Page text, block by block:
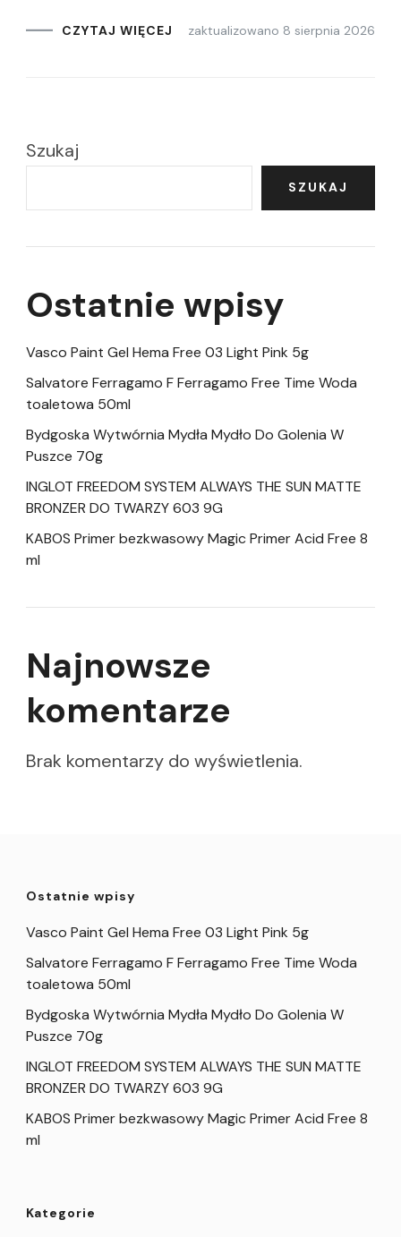
CZYTAJ WIĘCEJ zaktualizowano 8 sierpnia 2026
Szukaj
SZUKAJ
Ostatnie wpisy
Vasco Paint Gel Hema Free 03 Light Pink 5g
Salvatore Ferragamo F Ferragamo Free Time Woda
toaletowa 50ml
Bydgoska Wytwórnia Mydła Mydło Do Golenia W
Puszce 70g
INGLOT FREEDOM SYSTEM ALWAYS THE SUN MATTE
BRONZER DO TWARZY 603 9G
KABOS Primer bezkwasowy Magic Primer Acid Free 8
ml
Najnowsze
komentarze
Brak komentarzy do wyświetlenia.
Ostatnie wpisy
Vasco Paint Gel Hema Free 03 Light Pink 5g
Salvatore Ferragamo F Ferragamo Free Time Woda
toaletowa 50ml
Bydgoska Wytwórnia Mydła Mydło Do Golenia W
Puszce 70g
INGLOT FREEDOM SYSTEM ALWAYS THE SUN MATTE
BRONZER DO TWARZY 603 9G
KABOS Primer bezkwasowy Magic Primer Acid Free 8
ml
Kategorie